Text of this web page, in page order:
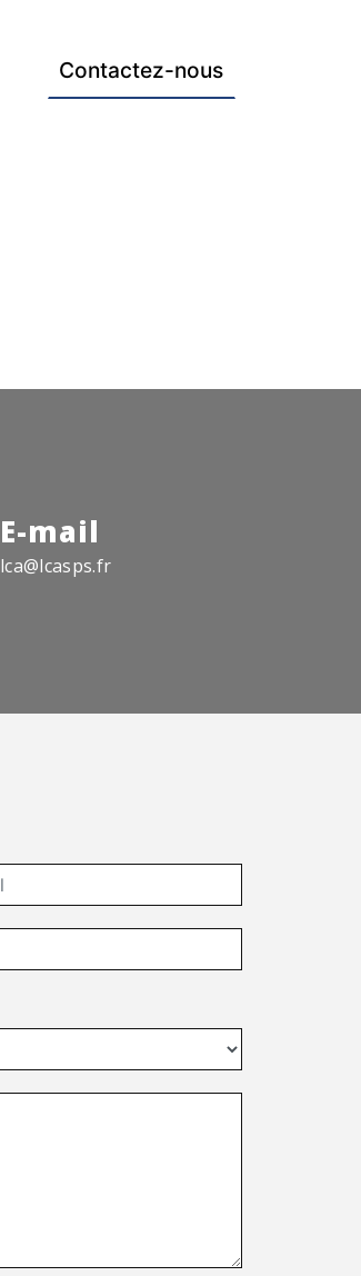
Contactez-nous
E-mail
lca@lcasps.fr